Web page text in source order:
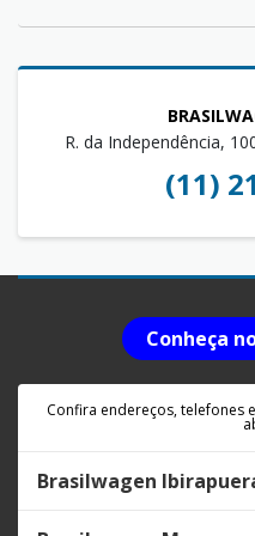
R. da Independência,
(11)
Conheça
Confira endereços, telefones
Brasilwagen